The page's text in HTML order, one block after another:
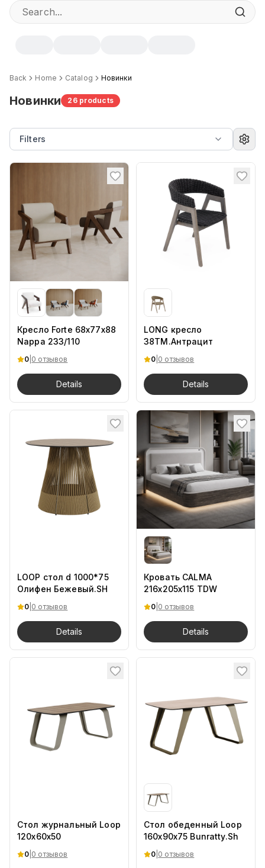
Back Home Catalog Новинки
Новинки 26 products
Filters
Кресло Forte 68х77х88
Nappa 233/110
0 0 отзывов
Details
LONG кресло
38TM.Антрацит
0 0 отзывов
Details
LOOP стол d 1000*75
Олифен Бежевый.SH
0 0 отзывов
Details
Кровать CALMA
216х205х115 TDW
0 0 отзывов
Details
Стол журнальный Loop
120x60x50
0 0 отзывов
Стол обеденный Loop
160x90x75 Bunratty.Sh
0 0 отзывов